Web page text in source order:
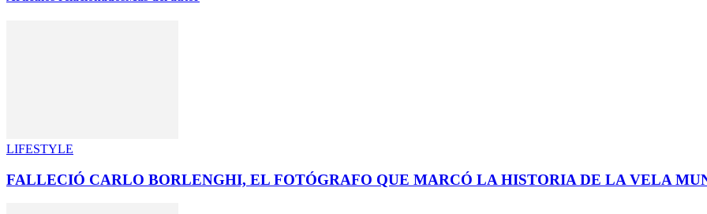
LIFESTYLE
FALLECIÓ CARLO BORLENGHI, EL FOTÓGRAFO QUE MARCÓ LA HISTORIA DE LA VELA